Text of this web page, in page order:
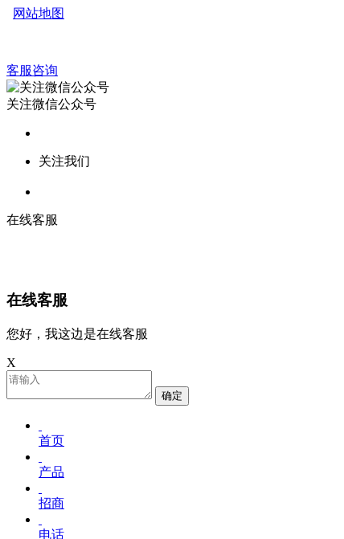
网站地图
客服咨询
关注微信公众号
关注我们
在线客服
在线客服
您好，我这边是在线客服
X
确定
首页
产品
招商
电话